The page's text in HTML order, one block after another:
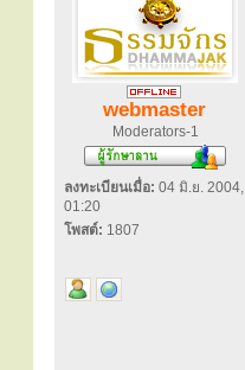
webmaster
Moderators-1
ลงทะเบียนเมื่อ: 04 มิ.ย. 2004,
01:20
โพสต์: 1807